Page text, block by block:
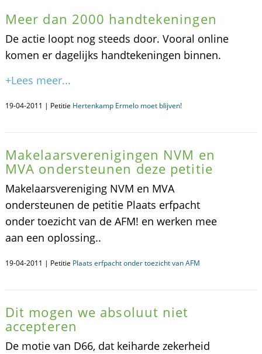
Meer dan 2000 handtekeningen
De actie loopt nog steeds door. Vooral online
komen er dagelijks handtekeningen binnen.
+Lees meer...
19-04-2011 | Petitie Hertenkamp Ermelo moet blijven!
Makelaarsverenigingen NVM en
MVA ondersteunen deze petitie
Makelaarsvereniging NVM en MVA
ondersteunen de petitie Plaats erfpacht
onder toezicht van de AFM! en werken mee
aan een oplossing..
19-04-2011 | Petitie Plaats erfpacht onder toezicht van AFM
Dit mogen we absoluut niet
accepteren
De motie van D66, dat keiharde zekerheid